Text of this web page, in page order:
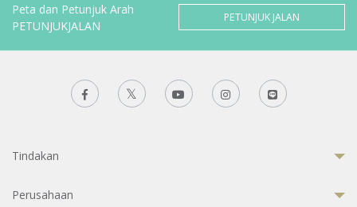
Peta dan Petunjuk Arah
PETUNJUKJALAN
PETUNJUK JALAN
Tindakan
Perusahaan